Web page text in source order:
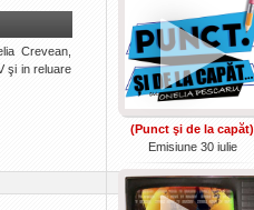
Crevean,
şi in reluare
(Punct şi de la capăt)
Emisiune 30 iulie